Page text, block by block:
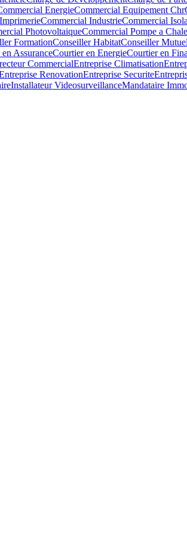
EnergieCommercial Equipement Chr
Commercial IndustrieCommercial
PhotovoltaiqueCommercial Pompe a
FormationConseiller HabitatConseiller
AssuranceCourtier en EnergieCourtier en
CommercialEntreprise Climatisation
RenovationEntreprise Securite
Installateur VideosurveillanceMandataire